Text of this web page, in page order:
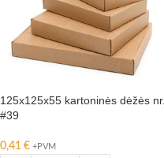
125x125x55 kartoninės dėžės nr.
#39
0,41 € +PVM